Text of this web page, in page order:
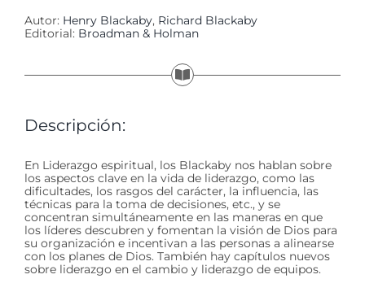
Autor: Henry Blackaby, Richard Blackaby
Editorial: Broadman & Holman
Descripción:
En Liderazgo espiritual, los Blackaby nos hablan sobre
los aspectos clave en la vida de liderazgo, como las
dificultades, los rasgos del carácter, la influencia, las
técnicas para la toma de decisiones, etc., y se
concentran simultáneamente en las maneras en que
los líderes descubren y fomentan la visión de Dios para
su organización e incentivan a las personas a alinearse
con los planes de Dios. También hay capítulos nuevos
sobre liderazgo en el cambio y liderazgo de equipos.